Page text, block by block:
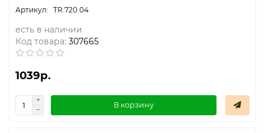
TR.720.04
есть в наличии
Код товара: 307665
1039р.
В корзину